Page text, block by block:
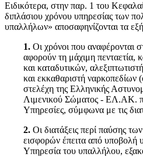
Ειδικότερα, στην παρ. 1 του
διπλάσιου χρόνου υπηρεσίας των
υπαλλήλων» αποσαφηνίζονται τα
1. Οι χρόνοι που αναφέρονται
αφορούν τη μάχιμη πενταετία,
και καταδυτικών,
και εκκαθαριστή ναρκοπεδίων
στελέχη της Ελληνικής
Λιμενικού Σώματος - ΕΛ.ΑΚ.
Υπηρεσίες, σύμφωνα με τις
2. Οι διατάξεις περί παύσης
εισφορών έπειτα από υποβολή
Υπηρεσία του υπαλλήλου,